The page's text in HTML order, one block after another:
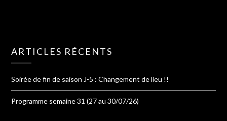
ARTICLES RÉCENTS
Soirée de fin de saison J-5 : Changement de lieu !!
Programme semaine 31 (27 au 30/07/26)